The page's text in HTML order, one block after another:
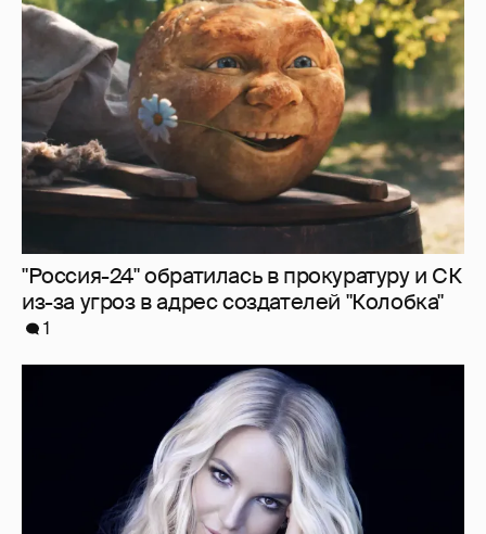
из-за угроз в адрес создателей "Колобка"
"Я ангел, и это больно". Бритни Спирс
раскритиковала родителей, шоу-бизнес и
себя — за то, что "провалилась как мать"